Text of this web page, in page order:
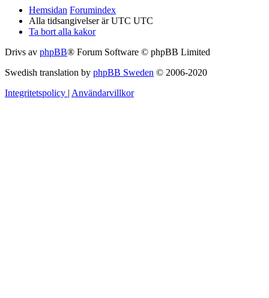
Hemsidan Forumindex
Alla tidsangivelser är UTC UTC
Ta bort alla kakor
Drivs av phpBB® Forum Software © phpBB Limited
Swedish translation by phpBB Sweden © 2006-2020
Integritetspolicy | Användarvillkor